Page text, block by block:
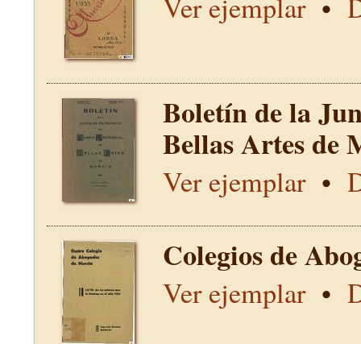
Boletín de la
Bellas Artes
Ver ejemplar•
Colegios de
Ver ejemplar•